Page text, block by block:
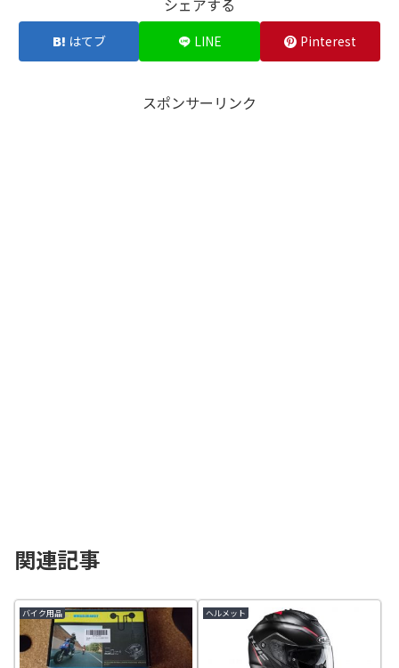
シェアする
はてブ LINE Pinterest
スポンサーリンク
関連記事
バイク用品 ヘルメット